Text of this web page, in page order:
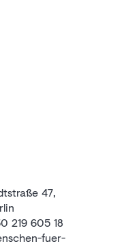
47,
219 605 18
fuer-